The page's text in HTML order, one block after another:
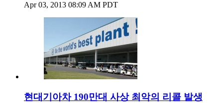
Apr 03, 2013 08:09 AM PDT
현대기아차 190만대 사상 최악의 리콜 발생